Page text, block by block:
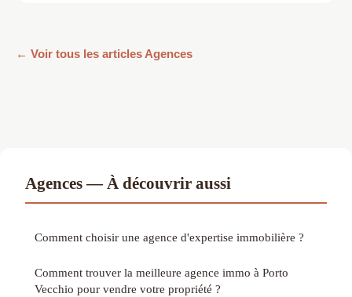
← Voir tous les articles Agences
Agences — À découvrir aussi
Comment choisir une agence d'expertise immobilière ?
Comment trouver la meilleure agence immo à Porto
Vecchio pour vendre votre propriété ?